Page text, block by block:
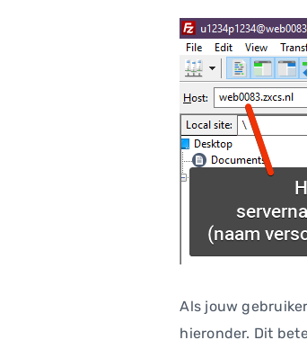
Als jouw
hieronder. Dit